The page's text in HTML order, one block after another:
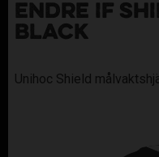
ENDRE IF
BLACK
​​Unihoc Shield